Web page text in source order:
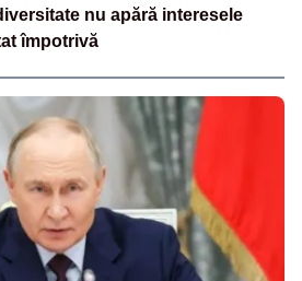
nu apără interesele
împotrivă